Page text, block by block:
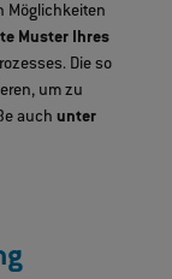
Möglichkeiten
Muster Ihres
Die so
um zu
auchunter